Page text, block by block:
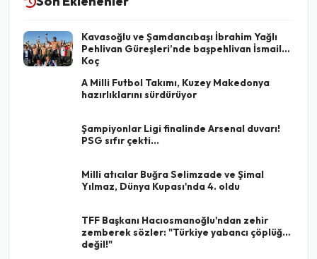
Kavasoğlu ve Şamdancıbaşı İbrahim Yağlı
Pehlivan Güreşleri’nde başpehlivan İsmail
Koç
A Milli Futbol Takımı, Kuzey Makedonya
hazırlıklarını sürdürüyor
Şampiyonlar Ligi finalinde Arsenal duvarı!
PSG sıfır çekti...
Milli atıcılar Buğra Selimzade ve Şimal
Yılmaz, Dünya Kupası'nda 4. oldu
TFF Başkanı Hacıosmanoğlu'ndan zehir
zemberek sözler: "Türkiye yabancı çöplüğü
değil!"